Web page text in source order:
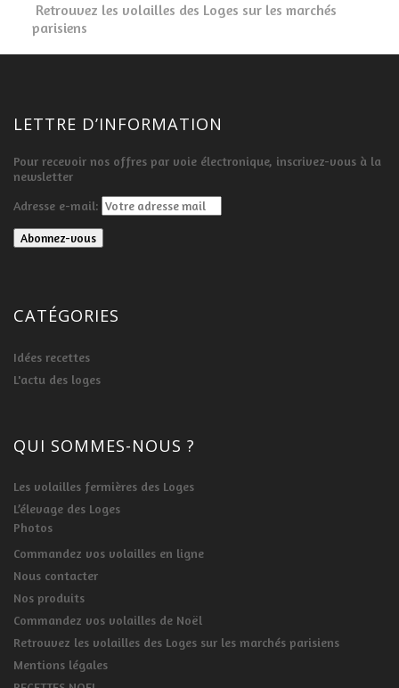
Retrouvez les volailles des Loges sur les marchés
parisiens
LETTRE D’INFORMATION
Pour recevoir nos offres par voie électronique, inscrivez-vous à la
newsletter
Adresse e-mail:
CATÉGORIES
Idées recettes
L'actu des loges
QUI SOMMES-NOUS ?
Les volailles fermières des Loges
L’élevage des Loges
Photos
Commandez vos volailles en ligne
Nous contacter
Nos produits
Commandez vos volailles de Noël
Retrouvez les volailles des Loges sur les marchés parisiens
Mentions légales